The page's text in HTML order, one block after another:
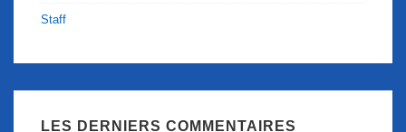
Staff
LES DERNIERS COMMENTAIRES